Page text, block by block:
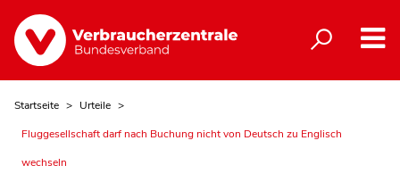
Startseite
Urteile
Fluggesellschaft darf nach Buchung nicht von Deutsch zu Englisch
wechseln